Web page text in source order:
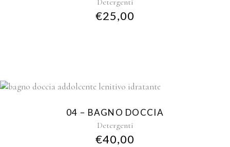
€25,00
Questo
ha
più
varianti.
04 – BAGNO DOCCIA
Detergenti
€40,00